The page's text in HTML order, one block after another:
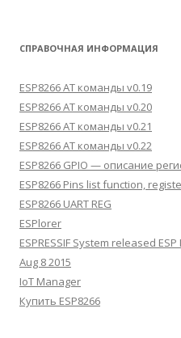
СПРАВОЧНАЯ ИНФОРМАЦИЯ
ESP8266 AT команды v0.19
ESP8266 AT команды v0.20
ESP8266 AT команды v0.21
ESP8266 AT команды v0.22
ESP8266 GPIO — описание
ESP8266 Pins list function,
ESP8266 UART REG
ESPlorer
ESPRESSIF System released
Aug 8 2015
IoT Manager
Купить ESP8266